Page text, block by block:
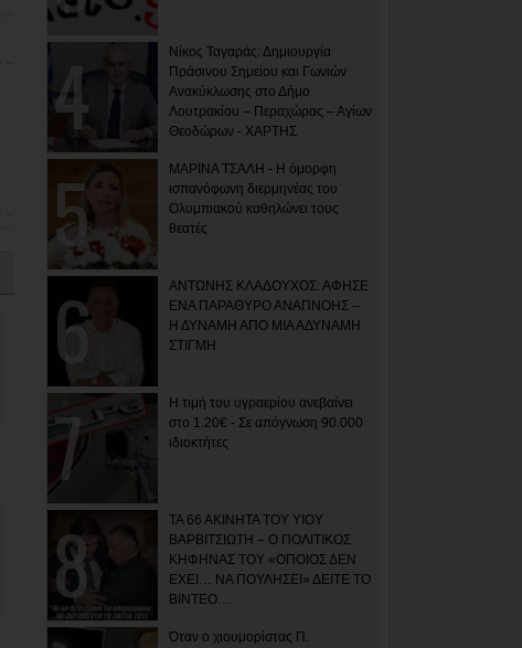
Νίκος Ταγαράς: Δημιουργία
Πράσινου Σημείου και Γωνιών
Ανακύκλωσης στο Δήμο
Λουτρακίου – Περαχώρας – Αγίων
Θεοδώρων - ΧΑΡΤΗΣ
ΜΑΡΙΝΑ ΤΣΑΛΗ - Η όμορφη
ισπανόφωνη διερμηνέας του
Ολυμπιακού καθηλώνει τους
θεατές
ΑΝΤΩΝΗΣ ΚΛΑΔΟΥΧΟΣ: ΑΦΗΣΕ
ΕΝΑ ΠΑΡΑΘΥΡΟ ΑΝΑΠΝΟΗΣ –
Η ΔΥΝΑΜΗ ΑΠΟ ΜΙΑ ΑΔΥΝΑΜΗ
ΣΤΙΓΜΗ
Η τιμή του υγραερίου ανεβαίνει
στο 1.20€ - Σε απόγνωση 90.000
ιδιοκτήτες
ΤΑ 66 ΑΚΙΝΗΤΑ ΤΟΥ ΥΙΟΥ
ΒΑΡΒΙΤΣΙΩΤΗ – Ο ΠΟΛΙΤΙΚΟΣ
ΚΗΦΗΝΑΣ ΤΟΥ «ΟΠΟΙΟΣ ΔΕΝ
ΕΧΕΙ… ΝΑ ΠΟΥΛΗΣΕΙ» ΔΕΙΤΕ ΤΟ
ΒΙΝΤΕΟ…
Όταν ο χιουμορίστας Π.